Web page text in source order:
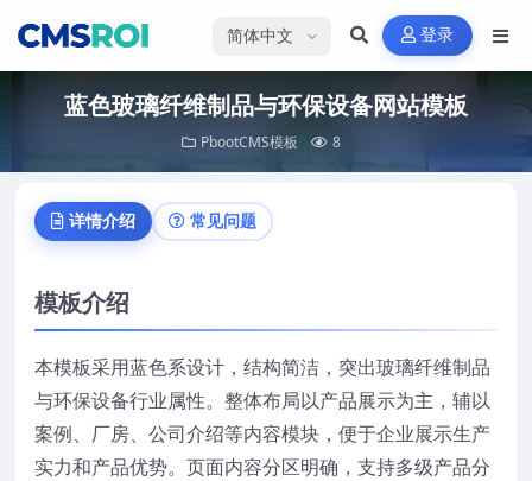
选择语言 登录
蓝色玻璃纤维制品与环保设备网站模板
PbootCMS模板 8
详情介绍 常见问题
模板介绍
本模板采用蓝色系设计，结构简洁，突出玻璃纤维制品
与环保设备行业属性。整体布局以产品展示为主，辅以
案例、厂房、公司介绍等内容模块，便于企业展示生产
实力和产品优势。页面内容分区明确，支持多级产品分